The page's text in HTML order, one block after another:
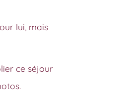
lui, mais
ce séjour